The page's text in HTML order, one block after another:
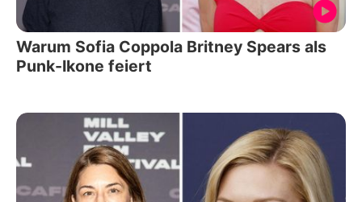
Warum Sofia Coppola Britney Spears als
Punk-Ikone feiert